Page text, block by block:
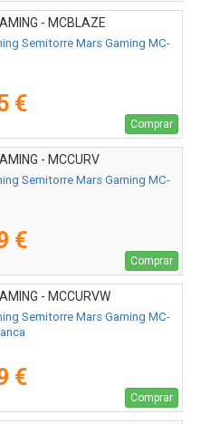
- MCBLAZE
Semitorre Mars Gaming MC-
€
Comprar
- MCCURV
Semitorre Mars Gaming MC-
€
Comprar
- MCCURVW
Semitorre Mars Gaming MC-
€
Comprar